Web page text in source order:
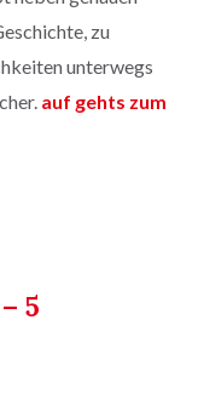
zu
unterwegs
auf gehts zum
5